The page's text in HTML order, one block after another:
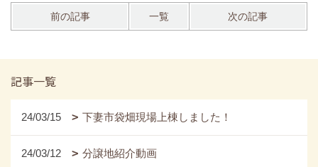
前の記事 一覧 次の記事
記事一覧
24/03/15 下妻市袋畑現場上棟しました！
24/03/12 分譲地紹介動画